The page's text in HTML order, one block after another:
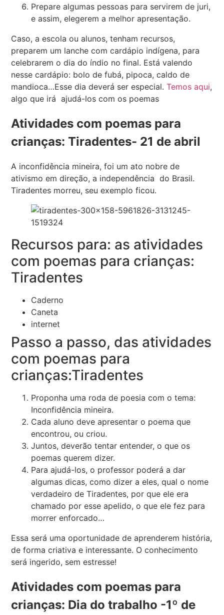
Prepare algumas pessoas para servirem de juri,
e assim, elegerem a melhor apresentação.
Caso, a escola ou alunos, tenham recursos,
preparem um lanche com cardápio indígena, para
celebrarem o dia do índio no final. Está valendo
nesse cardápio: bolo de fubá, pipoca, caldo de
mandioca…Esse dia deverá ser especial.Temos aqui,
algo que irá ajudá-los com os poemas
Atividades com poemas para
crianças: Tiradentes- 21 de abril
A inconfidência mineira, foi um ato nobre de
ativismo em direção, a independência do Brasil.
Tiradentes morreu, seu exemplo ficou.
Recursos para: as atividades
com poemas para crianças:
Tiradentes
Caderno
Caneta
internet
Passo a passo, das atividades
com poemas para
crianças:Tiradentes
Proponha uma roda de poesia com o tema:
Inconfidência mineira.
Cada aluno deve apresentar o poema que
encontrou, ou criou.
Juntos, deverão tentar entender, o que os
poemas querem dizer.
Para ajudá-los, o professor poderá a dar
algumas dicas, como dizer a eles, qual o nome
verdadeiro de Tiradentes, por que ele era
chamado por esse apelido, o que ele fez para
morrer enforcado…
Essa será uma oportunidade de aprenderem história,
de forma criativa e interessante. O conhecimento
será ingerido, sem estresse!
Atividades com poemas para
crianças: Dia do trabalho -1º de